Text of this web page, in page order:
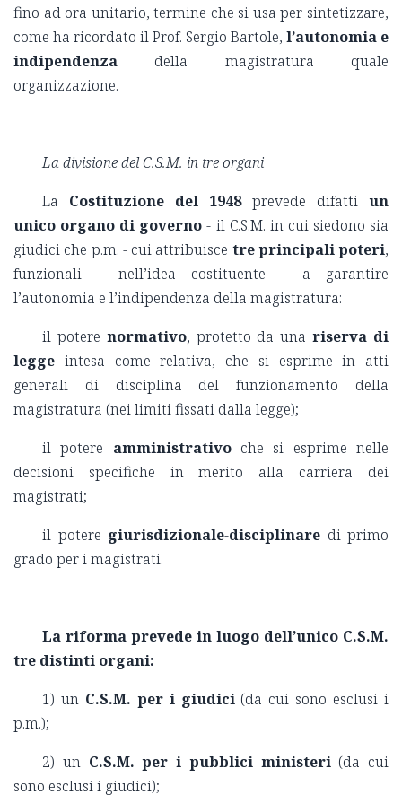
fino ad ora unitario, termine che si usa per sintetizzare,
come ha ricordato il Prof. Sergio Bartole, l’autonomia e
indipendenza della magistratura quale
organizzazione.
La divisione del C.S.M. in tre organi
La Costituzione del 1948prevede difatti un
unico organo di governo - il C.S.M. in cui siedono sia
giudici che p.m. - cui attribuisce tre principali poteri,
funzionali – nell’idea costituente – a garantire
l’autonomia e l’indipendenza della magistratura:
il potere normativo, protetto da unariserva di
legge intesa come relativa, che si esprime in atti
generali di disciplina del funzionamento della
magistratura (nei limiti fissati dalla legge);
il potere amministrativoche si esprime nelle
decisioni specifiche in merito alla carriera dei
magistrati;
il potere giurisdizionale-disciplinare di primo
grado per i magistrati.
La riforma prevede in luogo dell’unico C.S.M.
tre distinti organi:
1) unC.S.M. per i giudici(da cui sono esclusi i
p.m.);
2) un C.S.M. per i pubblici ministeri(da cui
sono esclusi i giudici);